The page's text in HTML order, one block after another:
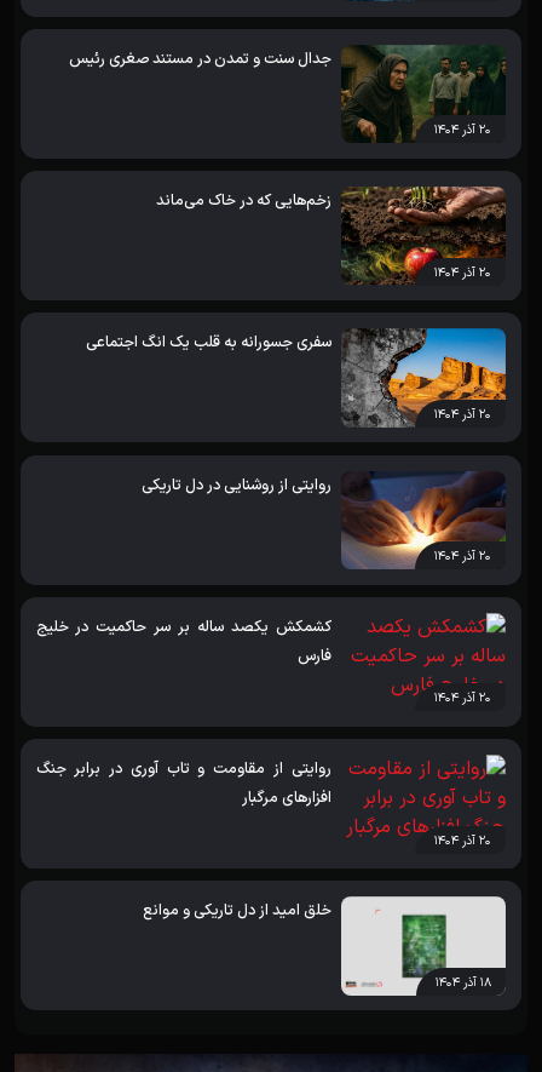
۲۰ آذر ۱۴۰۴
جدال سنت و تمدن در مستند صغری رئیس
۲۰ آذر ۱۴۰۴
زخم‌هایی که در خاک می‌ماند
۲۰ آذر ۱۴۰۴
سفری جسورانه به قلب یک انگ اجتماعی
۲۰ آذر ۱۴۰۴
روایتی از روشنایی در دل تاریکی
۲۰ آذر ۱۴۰۴
کشمکش یکصد ساله بر سر حاکمیت در خلیج
فارس
۲۰ آذر ۱۴۰۴
روایتی از مقاومت و تاب آوری در برابر جنگ
افزارهای مرگبار
۱۸ آذر ۱۴۰۴
خلق امید از دل تاریکی و موانع